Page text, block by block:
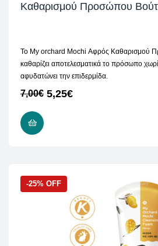
Καθαρισμού Προσώπου
Το My orchard Mochi Αφρός Καθαρισμού
καθαρίζει αποτελεσματικά το πρόσωπο
αφυδατώνει την επιδερμίδα.
7,00€ 5,25€
-25% OFF